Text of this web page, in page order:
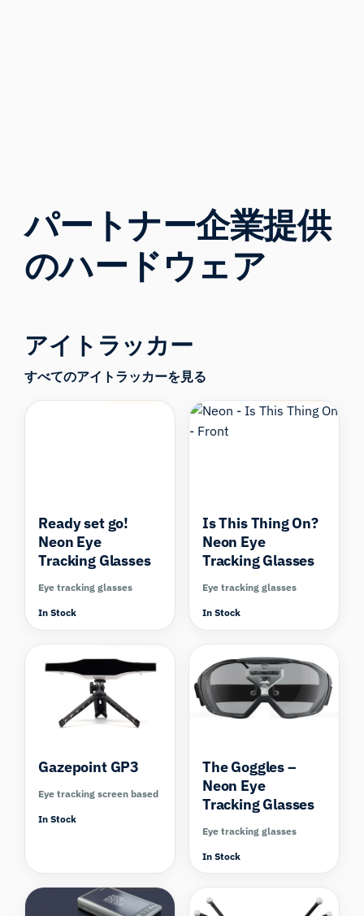
パートナー企業提供
のハードウェア
アイトラッカー
すべてのアイトラッカーを見る
Ready set go!
Neon Eye
Tracking Glasses
Eye tracking glasses
In Stock
Compare
Is This Thing On?
Neon Eye
Tracking Glasses
Eye tracking glasses
In Stock
Gazepoint GP3
Eye tracking screen based
In Stock
The Goggles –
Neon Eye
Tracking Glasses
Eye tracking glasses
In Stock